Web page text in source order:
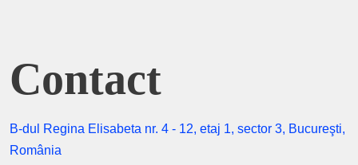
Contact
B-dul Regina Elisabeta nr. 4 - 12, etaj 1, sector 3, Bucureşti,
România